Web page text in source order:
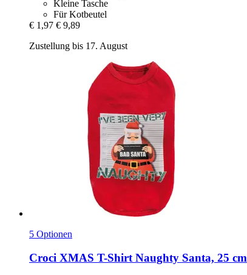
Kleine Tasche
Für Kotbeutel
€ 1,97 € 9,89
Zustellung bis 17. August
5 Optionen
Croci XMAS T-​Shirt Naughty Santa, 25 cm